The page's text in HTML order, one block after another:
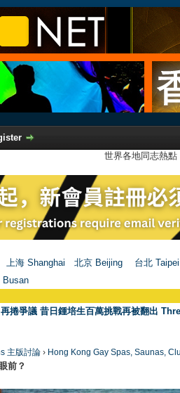
世界各地同志熱
上海 Shanghai 北京 Beijing 台北 Taipei
Busan
捲爭議 昔日鍾培生百萬挑戰再被翻出
主版討論 › Hong Kong Gay Spas, Saunas,
前？